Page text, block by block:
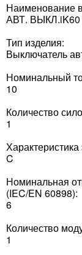
Наименование
АВТ. ВЫКЛ.iK60
Тип изделия:
Выключатель
Номинальный
10
Количество
1
C
Номинальная
(IEC/EN 60898):
6
Количество
1